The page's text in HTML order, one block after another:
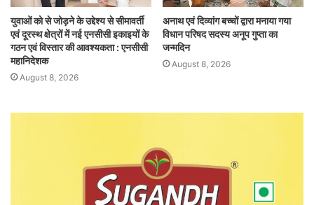
युवाओं को से जोड़ने के उद्देश्य से सीमावर्ती
एवं दूरस्थ क्षेत्रों में नई एनसीसी इकाइयों के
गठन एवं विस्तार की आवश्यकता : एनसीसी
महानिदेशक
August 8, 2026
अनाथ एवं दिव्यांग बच्चों द्वारा मनाया गया
विधान परिषद सदस्य अनूप गुप्ता का
जन्मदिन
August 8, 2026